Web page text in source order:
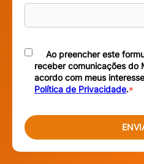
Ao preencher este
receber comunicações do
acordo com meus
Política de Privacidade.*